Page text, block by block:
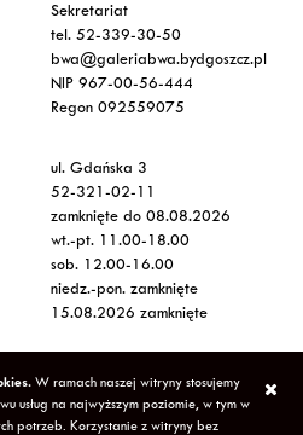
Sekretariat
tel. 52-339-30-50
bwa@galeriabwa.bydgoszcz.pl
NIP 967-00-56-444
Regon 092559075
ul. Gdańska 3
52-321-02-11
zamknięte do 08.08.2026
wt.-pt. 11.00-18.00
sob. 12.00-16.00
niedz.-pon. zamknięte
15.08.2026 zamknięte
W ramach naszej witryny stosujemy
usług na najwyższym poziomie, w tym w
potrzeb. Korzystanie z witryny bez